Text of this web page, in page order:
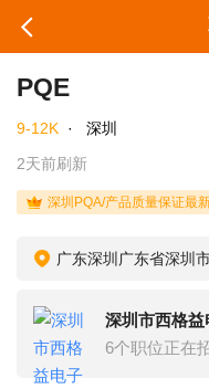
PQE
9-12K ·
深圳
2天前刷新
深圳PQA/产品质量保证最
深圳市西格益
6个职位正在